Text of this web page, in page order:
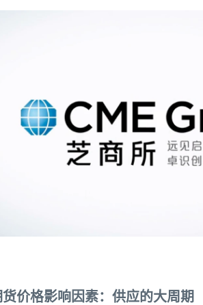
价格影响因素：供应的大周期